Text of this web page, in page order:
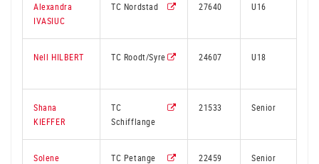
Alexandra
IVASIUC
TC Nordstad 27640 U16
Nell HILBERT TC Roodt/Syre 24607 U18
Shana
KIEFFER
TC
Schifflange
21533 Senior
Solene
TC Petange 22459 Senior